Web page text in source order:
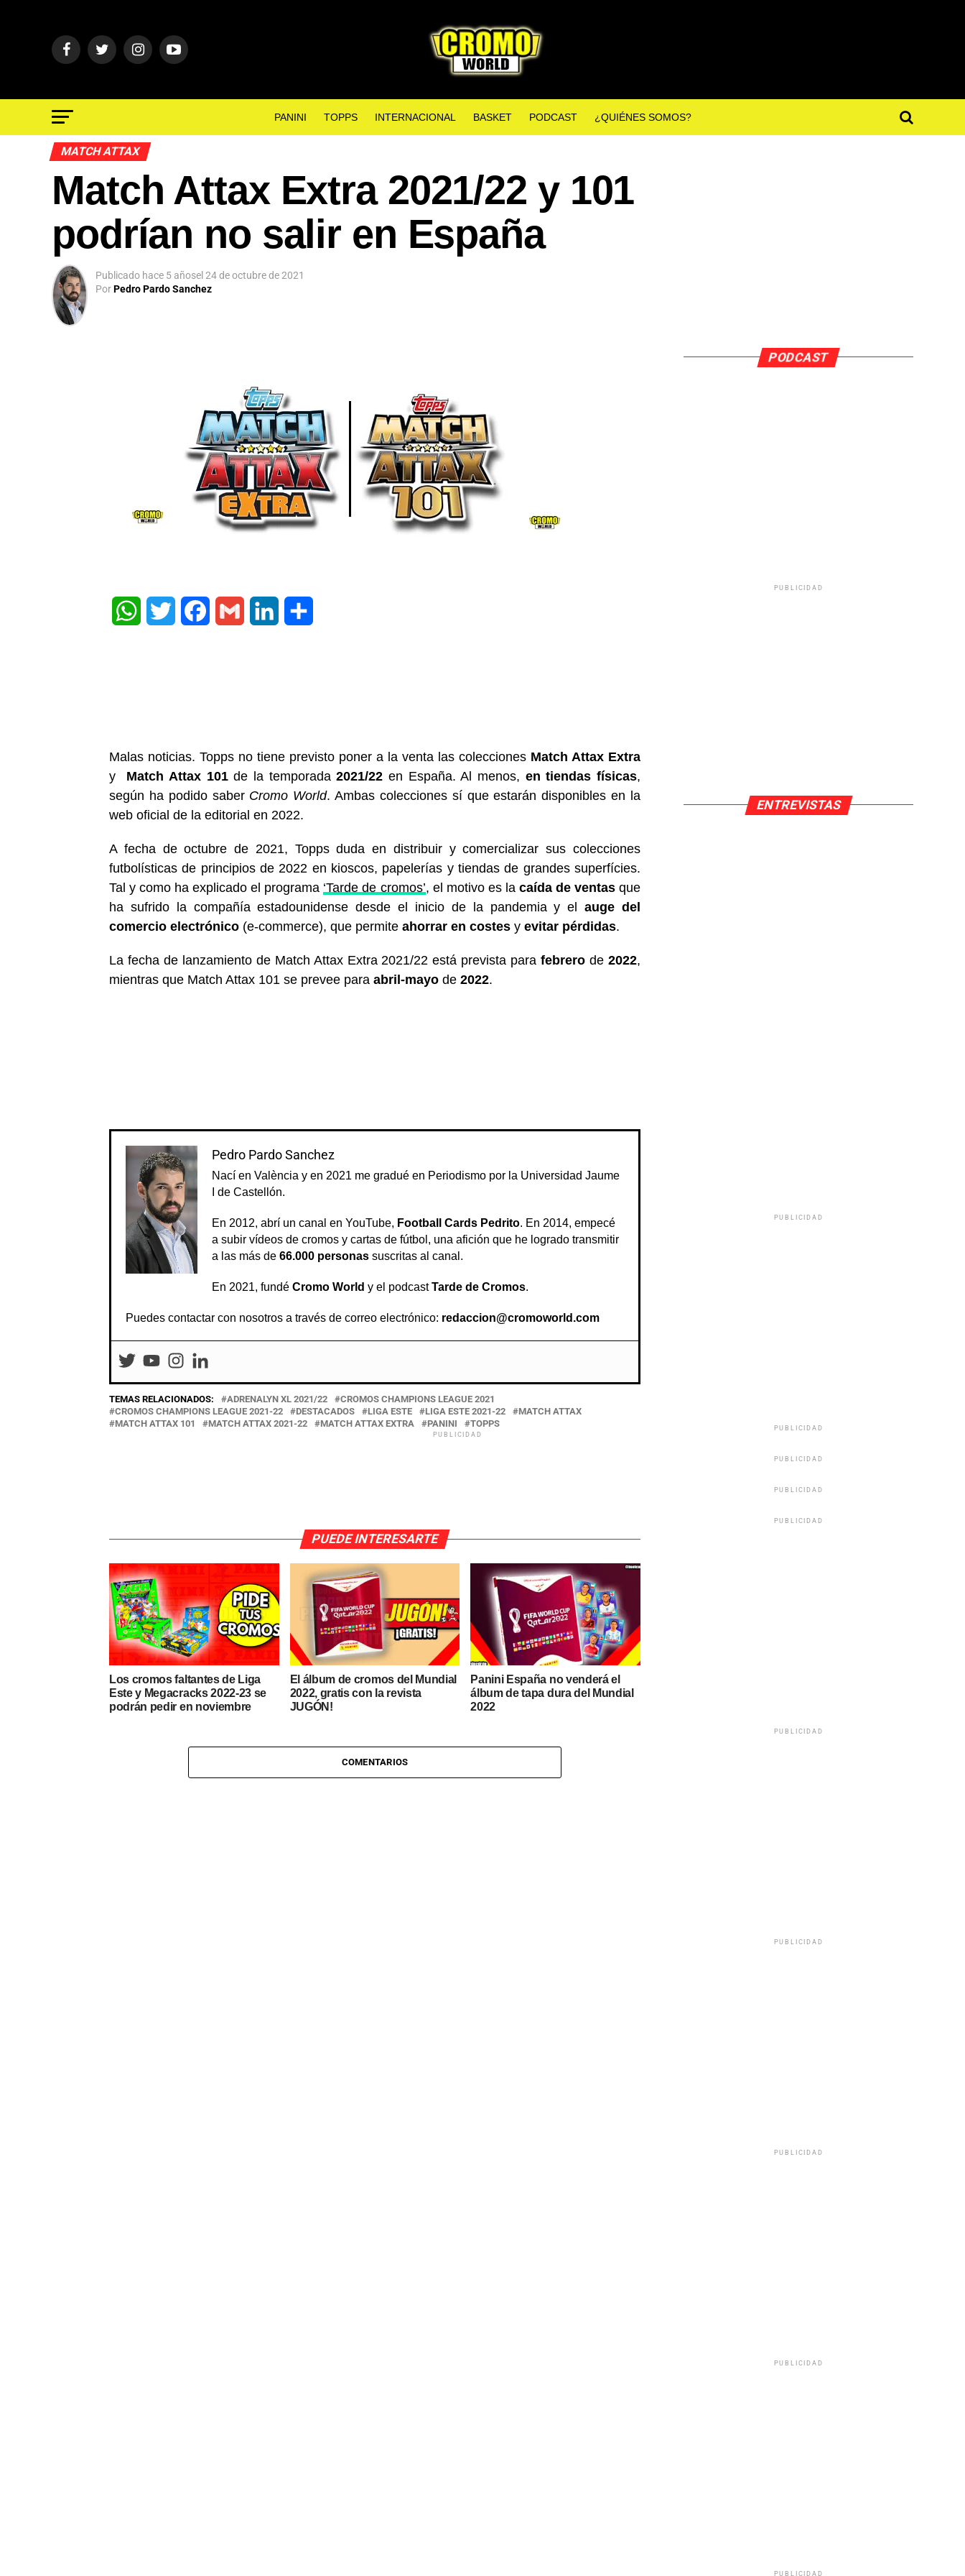
PANINI TOPPS INTERNACIONAL BASKET PODCAST ¿QUIÉNES SOMOS?
MATCH ATTAX
Match Attax Extra 2021/22 y 101
podrían no salir en España
Publicado hace 5 añosel 24 de octubre de 2021
PorPedro Pardo Sanchez
Malas noticias. Topps no tiene previsto poner a la venta las colecciones Match Attax Extra
y Match Attax 101de la temporada2021/22 en España. Al menos, en tiendas físicas,
según ha podido saber Cromo World. Ambas colecciones sí que estarán disponibles en la
web oficial de la editorial en 2022.
A fecha de octubre de 2021, Topps duda en distribuir y comercializar sus colecciones
futbolísticas de principios de 2022 en kioscos, papelerías y tiendas de grandes superfícies.
Tal y como ha explicado el programa ‘Tarde de cromos’, el motivo es la caída de ventasque
ha sufrido la compañía estadounidense desde el inicio de la pandemia y el
auge del
comercio electrónico (e-commerce), que permite ahorrar en costes y evitar pérdidas.
La fecha de lanzamiento de Match Attax Extra 2021/22 está prevista parafebrerode 2022,
mientras que Match Attax 101 se prevee para abril-mayo de 2022.
Pedro Pardo Sanchez
Nací en València y en 2021 me gradué en Periodismo por la Universidad Jaume
I de Castellón.
En 2012, abrí un canal en YouTube, Football Cards Pedrito. En 2014, empecé
a subir vídeos de cromos y cartas de fútbol, una afición que he logrado transmitir
a las más de 66.000 personas suscritas al canal.
En 2021, fundé Cromo World y el podcastTarde de Cromos.
Puedes contactar con nosotros a través de correo electrónico: redaccion@cromoworld.com
TEMAS RELACIONADOS: ADRENALYN XL 2021/22
CROMOS CHAMPIONS LEAGUE 2021
CROMOS CHAMPIONS LEAGUE 2021-22
DESTACADOS LIGA ESTE LIGA ESTE 2021-22
MATCH ATTAX
MATCH ATTAX 101
MATCH ATTAX 2021-22 MATCH ATTAX EXTRA PANINI TOPPS
PUBLICIDAD
PUEDE INTERESARTE
Los cromos faltantes de Liga
Este y Megacracks 2022-23 se
podrán pedir en noviembre
El álbum de cromos del Mundial
2022, gratis con la revista
JUGÓN!
Panini España no venderá el
álbum de tapa dura del Mundial
2022
COMENTARIOS
PODCAST
PUBLICIDAD
ENTREVISTAS
PUBLICIDAD
PUBLICIDAD
PUBLICIDAD
PUBLICIDAD
PUBLICIDAD
PUBLICIDAD
PUBLICIDAD
PUBLICIDAD
PUBLICIDAD
PUBLICIDAD